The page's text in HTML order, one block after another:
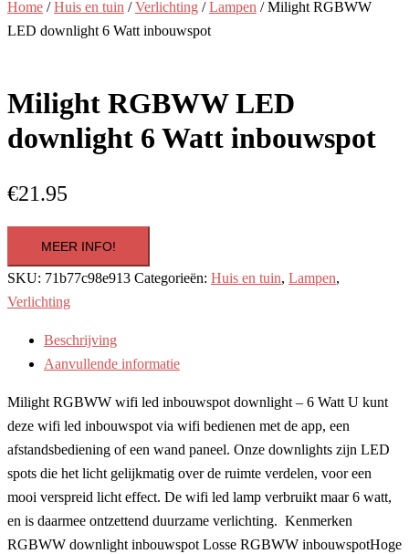
Home /Huis en tuin /Verlichting /Lampen / Milight RGBWW
LED downlight 6 Watt inbouwspot
Milight RGBWW LED
downlight 6 Watt inbouwspot
€21.95
MEER INFO!
SKU: 71b77c98e913 Categorieën: Huis en tuin, Lampen,
Verlichting
Beschrijving
Aanvullende informatie
Milight RGBWW wifi led inbouwspot downlight – 6 Watt U kunt
deze wifi led inbouwspot via wifi bedienen met de app, een
afstandsbediening of een wand paneel. Onze downlights zijn LED
spots die het licht gelijkmatig over de ruimte verdelen, voor een
mooi verspreid licht effect. De wifi led lamp verbruikt maar 6 watt,
en is daarmee ontzettend duurzame verlichting. Kenmerken
RGBWW downlight inbouwspot Losse RGBWW inbouwspotHoge